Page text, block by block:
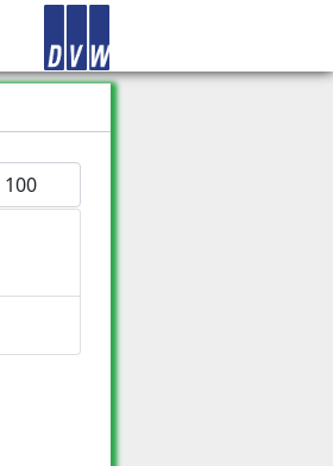
Anzeige #